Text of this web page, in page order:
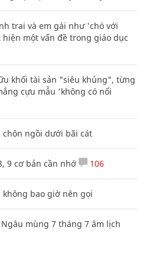
trai và em gái như 'chó với
một vấn đề trong giáo dục
khối tài sản "siêu khủng", từng
cựu mẫu 'không có nổi
ngồi dưới bãi cát
9 cơ bản cần nhớ 106
bao giờ nên gọi
mùng 7 tháng 7 âm lịch